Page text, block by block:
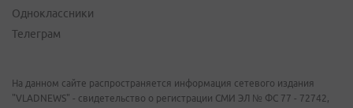
Одноклассники
Телеграм
На данном сайте распространяется информация сетевого издания
"VLADNEWS" - свидетельство о регистрации СМИ ЭЛ № ФС 77 - 72742,